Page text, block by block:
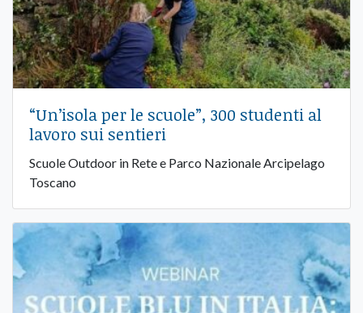
“Un’isola per le scuole”, 300 studenti al
lavoro sui sentieri
Scuole Outdoor in Rete e Parco Nazionale Arcipelago
Toscano